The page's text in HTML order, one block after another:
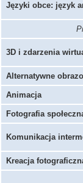
Języki obce: język
3D i zdarzenia
Alternatywne
Animacja
Fotografia
Komunikacja
Kreacja